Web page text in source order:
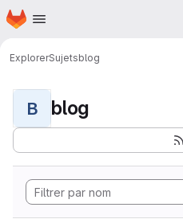
Passer au contenu principal
Page d'accueil
ExplorerSujetsblog
B blog